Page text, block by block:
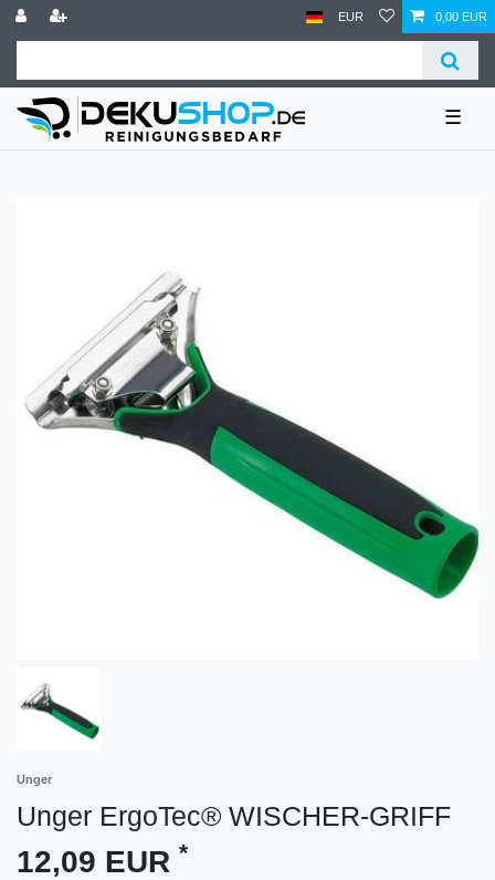
EUR 0,00 EUR
☰
Unger
Unger ErgoTec® WISCHER-GRIFF
12,09 EUR *